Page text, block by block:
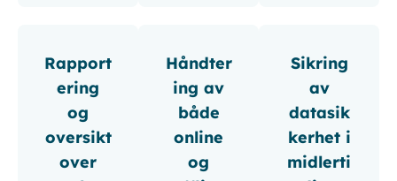
Rapport
ering
og
oversikt
over
Håndter
ing av
både
online
og
Sikring
av
datasik
kerhet i
midlerti